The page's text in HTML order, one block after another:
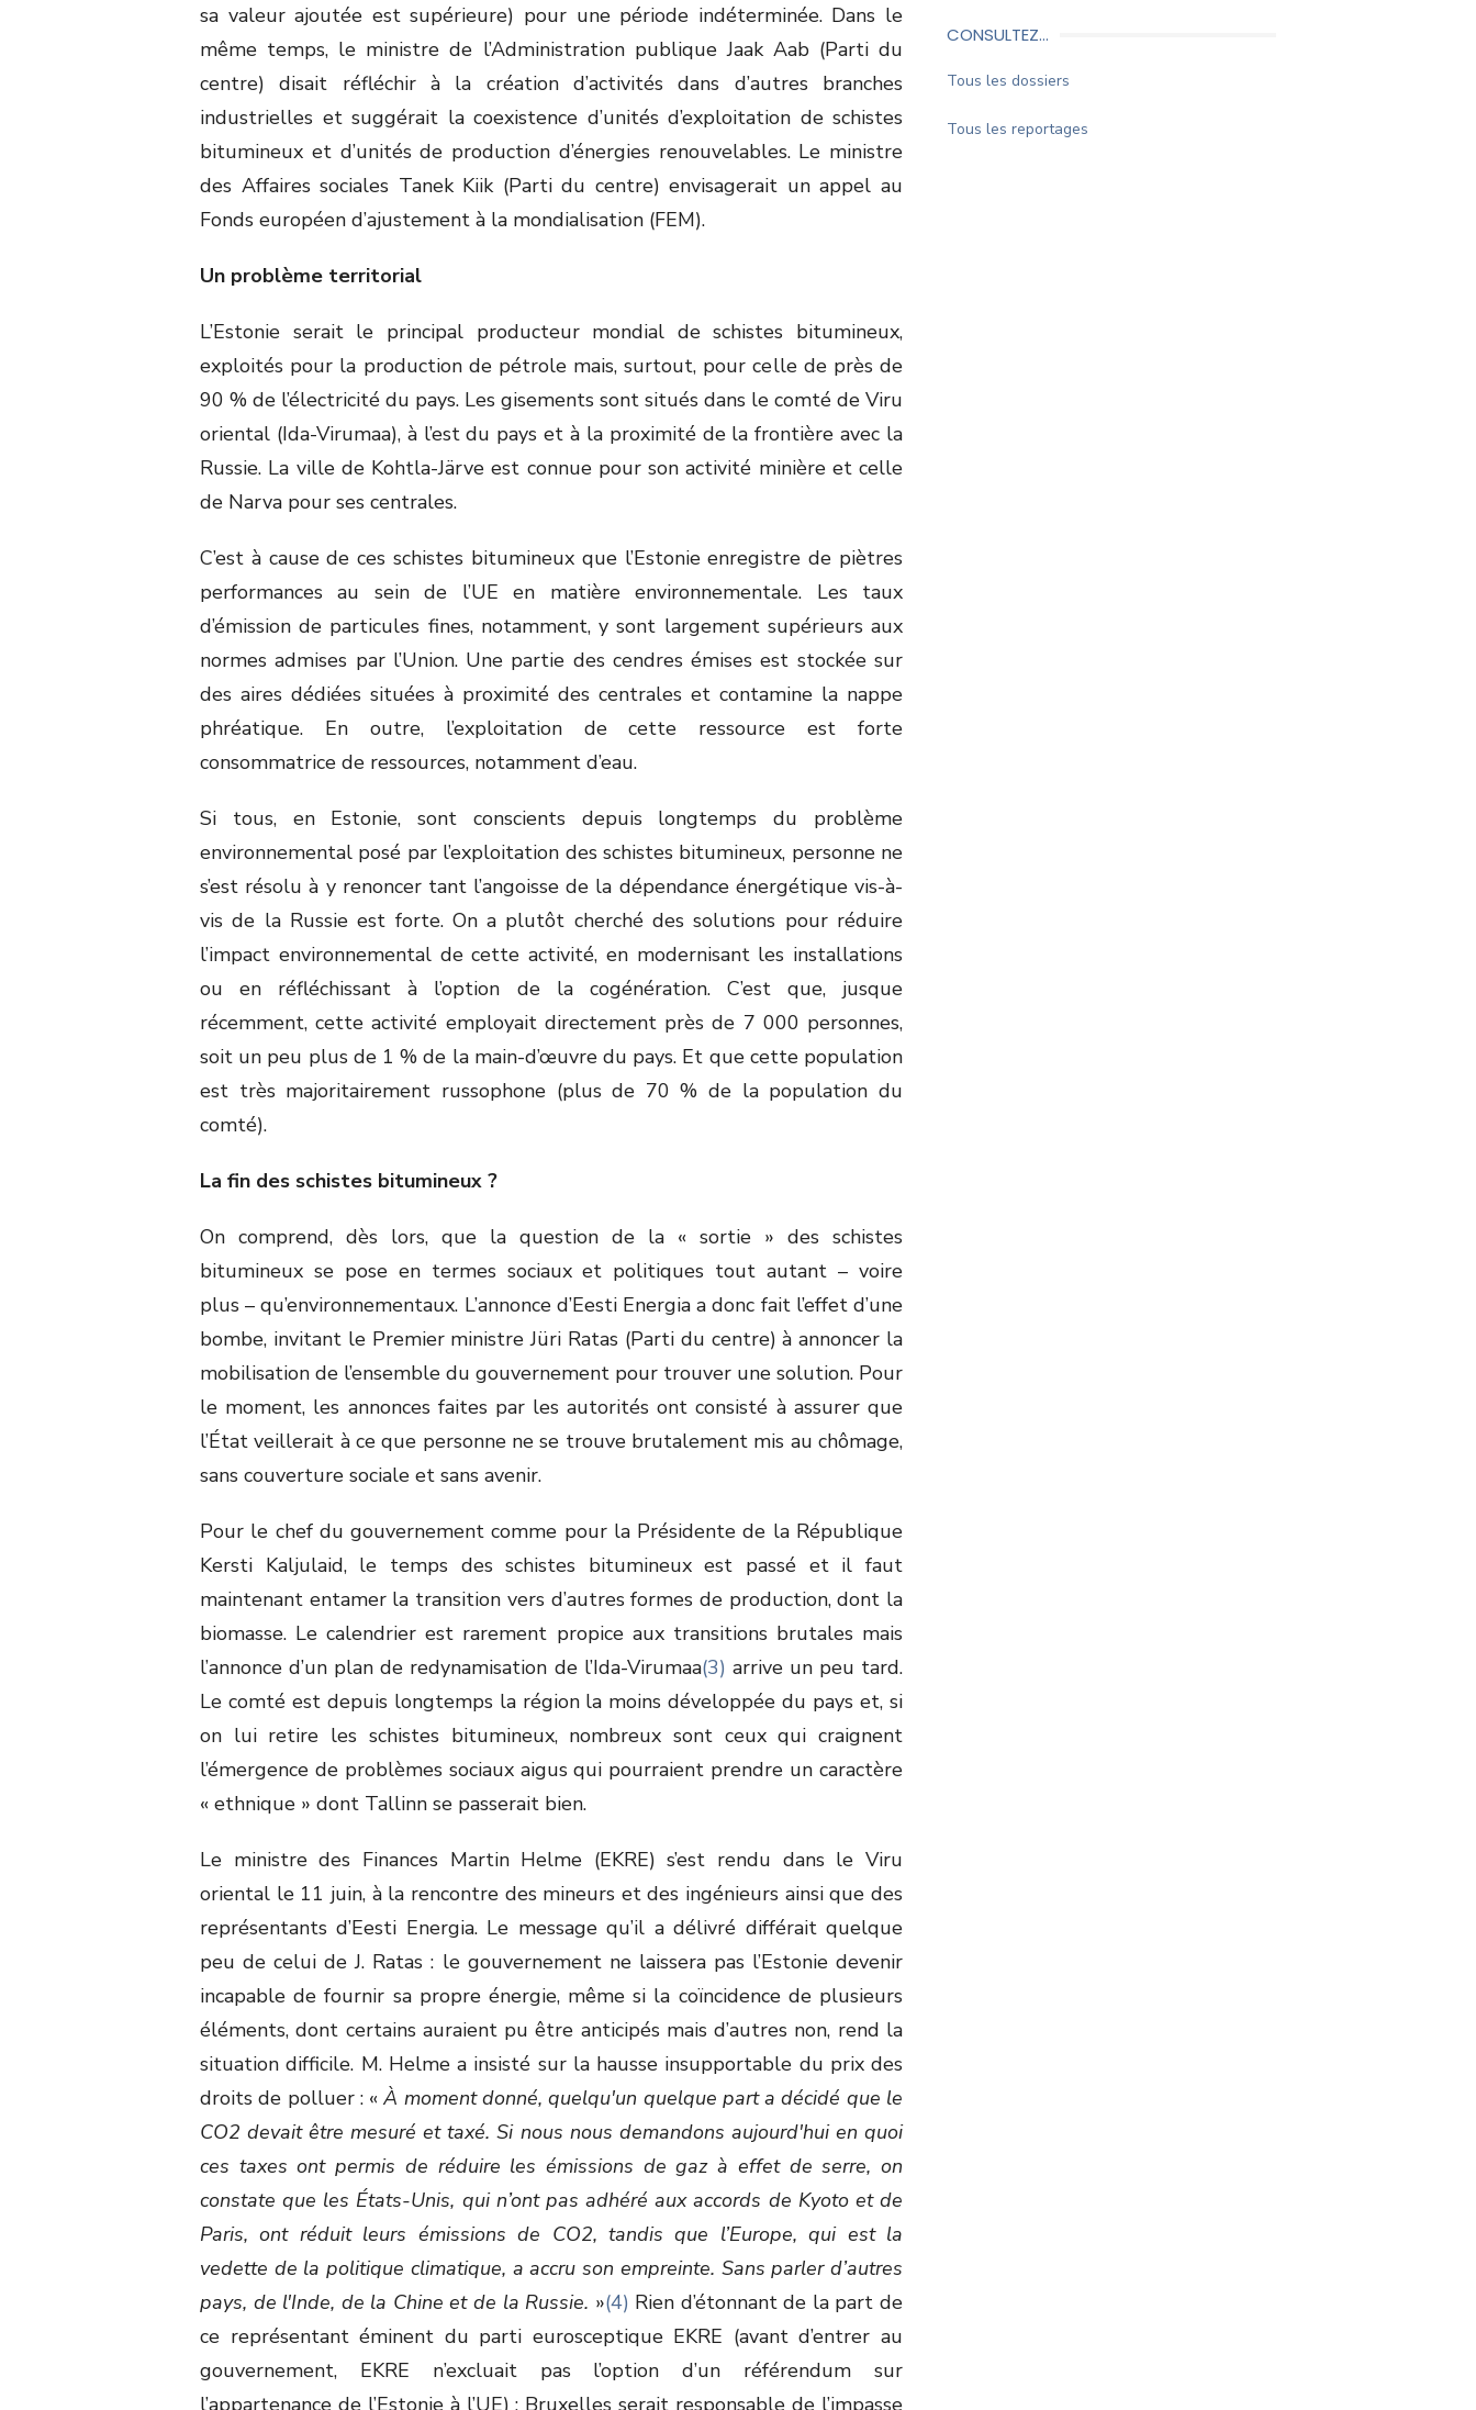
sa valeur ajoutée est supérieure) pour une période indéterminée. Dans le
même temps, le ministre de l’Administration publique Jaak Aab (Parti du
centre) disait réfléchir à la création d’activités dans d’autres branches
industrielles et suggérait la coexistence d’unités d’exploitation de schistes
bitumineux et d’unités de production d’énergies renouvelables. Le ministre
des Affaires sociales Tanek Kiik (Parti du centre) envisagerait un appel au
Fonds européen d’ajustement à la mondialisation (FEM).
Un problème territorial
L’Estonie serait le principal producteur mondial de schistes bitumineux,
exploités pour la production de pétrole mais, surtout, pour celle de près de
90 % de l’électricité du pays. Les gisements sont situés dans le comté de Viru
oriental (Ida-Virumaa), à l’est du pays et à la proximité de la frontière avec la
Russie. La ville de Kohtla-Järve est connue pour son activité minière et celle
de Narva pour ses centrales.
C’est à cause de ces schistes bitumineux que l’Estonie enregistre de piètres
performances au sein de l’UE en matière environnementale. Les taux
d’émission de particules fines, notamment, y sont largement supérieurs aux
normes admises par l’Union. Une partie des cendres émises est stockée sur
des aires dédiées situées à proximité des centrales et contamine la nappe
phréatique. En outre, l’exploitation de cette ressource est forte
consommatrice de ressources, notamment d’eau.
Si tous, en Estonie, sont conscients depuis longtemps du problème
environnemental posé par l’exploitation des schistes bitumineux, personne ne
s’est résolu à y renoncer tant l’angoisse de la dépendance énergétique vis-à-
vis de la Russie est forte. On a plutôt cherché des solutions pour réduire
l’impact environnemental de cette activité, en modernisant les installations
ou en réfléchissant à l’option de la cogénération. C’est que, jusque
récemment, cette activité employait directement près de 7 000 personnes,
soit un peu plus de 1 % de la main-d’œuvre du pays. Et que cette population
est très majoritairement russophone (plus de 70 % de la population du
comté).
La fin des schistes bitumineux ?
On comprend, dès lors, que la question de la « sortie » des schistes
bitumineux se pose en termes sociaux et politiques tout autant – voire
plus – qu’environnementaux. L’annonce d’Eesti Energia a donc fait l’effet d’une
bombe, invitant le Premier ministre Jüri Ratas (Parti du centre) à annoncer la
mobilisation de l’ensemble du gouvernement pour trouver une solution. Pour
le moment, les annonces faites par les autorités ont consisté à assurer que
l’État veillerait à ce que personne ne se trouve brutalement mis au chômage,
sans couverture sociale et sans avenir.
Pour le chef du gouvernement comme pour la Présidente de la République
Kersti Kaljulaid, le temps des schistes bitumineux est passé et il faut
maintenant entamer la transition vers d’autres formes de production, dont la
biomasse. Le calendrier est rarement propice aux transitions brutales mais
l’annonce d’un plan de redynamisation de l’Ida-Virumaa(3) arrive un peu tard.
Le comté est depuis longtemps la région la moins développée du pays et, si
on lui retire les schistes bitumineux, nombreux sont ceux qui craignent
l’émergence de problèmes sociaux aigus qui pourraient prendre un caractère
« ethnique » dont Tallinn se passerait bien.
Le ministre des Finances Martin Helme (EKRE) s’est rendu dans le Viru
oriental le 11 juin, à la rencontre des mineurs et des ingénieurs ainsi que des
représentants d’Eesti Energia. Le message qu’il a délivré différait quelque
peu de celui de J. Ratas : le gouvernement ne laissera pas l’Estonie devenir
incapable de fournir sa propre énergie, même si la coïncidence de plusieurs
éléments, dont certains auraient pu être anticipés mais d’autres non, rend la
situation difficile. M. Helme a insisté sur la hausse insupportable du prix des
droits de polluer : «À moment donné, quelqu'un quelque part a décidé que le
CO2 devait être mesuré et taxé. Si nous nous demandons aujourd'hui en quoi
ces taxes ont permis de réduire les émissions de gaz à effet de serre, on
constate que les États-Unis, qui n’ont pas adhéré aux accords de Kyoto et de
Paris, ont réduit leurs émissions de CO2, tandis que l’Europe, qui est la
vedette de la politique climatique, a accru son empreinte. Sans parler d’autres
pays, de l'Inde, de la Chine et de la Russie. »(4) Rien d’étonnant de la part de
ce représentant éminent du parti eurosceptique EKRE (avant d’entrer au
gouvernement, EKRE n’excluait pas l’option d’un référendum sur
l’appartenance de l’Estonie à l’UE) : Bruxelles serait responsable de l’impasse
CONSULTEZ…
Tous les dossiers
Tous les reportages